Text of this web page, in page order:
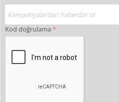
Kod doğrulama